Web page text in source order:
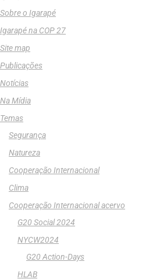
Sobre o Igarapé
Igarapé na COP 27
Site map
Publicações
Notícias
Na Mídia
Temas
Segurança
Natureza
Cooperação Internacional
Clima
Cooperação Internacional acervo
G20 Social 2024
NYCW2024
G20 Action-Days
HLAB